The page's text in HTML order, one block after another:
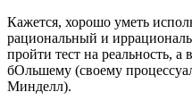
Кажется, хорошо уметь
рациональный и
пройти тест на реальность,
бОльшему (своему
Минделл).